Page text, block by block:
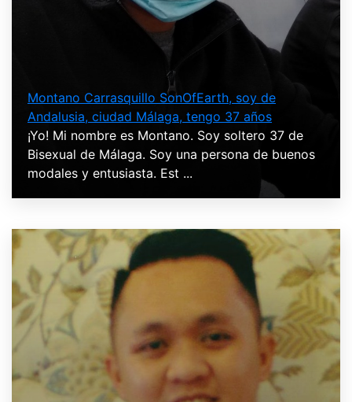
Montano Carrasquillo SonOfEarth, soy de
Andalusia, ciudad Málaga, tengo 37 años
¡Yo! Mi nombre es Montano. Soy soltero 37 de
Bisexual de Málaga. Soy una persona de buenos
modales y entusiasta. Est ...